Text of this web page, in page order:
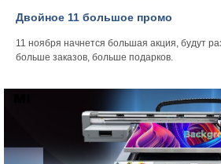
Двойное 11 большое промо
11 ноября начнется большая акция, будут
больше заказов, больше подарков.